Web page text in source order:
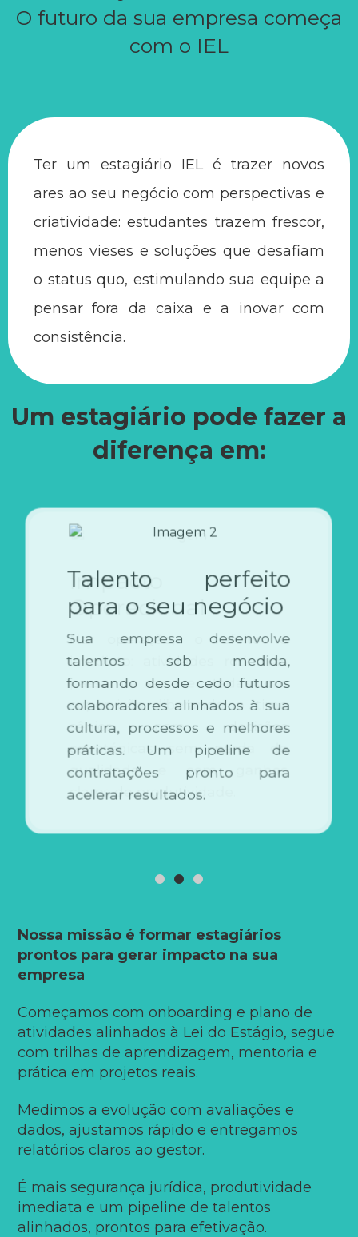
O futuro da sua empresa começa
com o IEL
Ter um estagiário IEL é trazer novos
ares ao seu negócio com perspectivas e
criatividade: estudantes trazem frescor,
menos vieses e soluções que desafiam
o status quo, estimulando sua equipe a
pensar fora da caixa e a inovar com
consistência.
Um estagiário pode fazer a
diferença em:
Impacto
Operacional
Na operação, o efeito é
imediato: atividades rotineiras
passam a ser executadas com
supervisão, liberando o time
sênior para decisões
estratégicas sem perda de
qualidade e com ganhos
claros de produtividade.
Talento perfeito
para o seu negócio
Sua empresa desenvolve
talentos sob medida,
formando desde cedo futuros
colaboradores alinhados à sua
cultura, processos e melhores
práticas. Um pipeline de
contratações pronto para
acelerar resultados.
Nossa missão é formar estagiários
prontos para gerar impacto na sua
empresa
Começamos com onboarding e plano de
atividades alinhados à Lei do Estágio, segue
com trilhas de aprendizagem, mentoria e
prática em projetos reais.
Medimos a evolução com avaliações e
dados, ajustamos rápido e entregamos
relatórios claros ao gestor.
É mais segurança jurídica, produtividade
imediata e um pipeline de talentos
alinhados, prontos para efetivação.